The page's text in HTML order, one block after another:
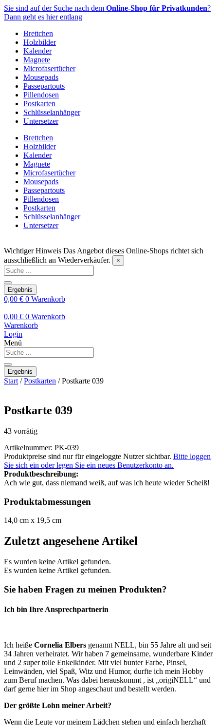
Zum
Inhalt
Sie sind auf der Suche nach dem Online-Shop für Privatkunden?
Dann geht es hier entlang
Brettchen
Holzbilder
Kalender
Magnete
Microfasertücher
Mousepads
Passepartouts
Pillendosen
Postkarten
Schlüsselanhänger
Untersetzer
Brettchen
Holzbilder
Kalender
Magnete
Microfasertücher
Mousepads
Passepartouts
Pillendosen
Postkarten
Schlüsselanhänger
Untersetzer
Wichtiger Hinweis Das Angebot dieses Online-Shops richtet sich
ausschließlich an Wiederverkäufer.
×
Search
...
Ergebnis
0,00 € 0 Warenkorb
0,00 € 0 Warenkorb
Warenkorb
Login
Menü
Search
...
Ergebnis
Start /Postkarten / Postkarte 039
Postkarte 039
43 vorrätig
Artikelnummer: PK-039
Produktpreise sind nur für eingeloggte Nutzer sichtbar. Bitte loggen
Sie sich ein oder legen Sie ein neues Benutzerkonto an.
Produktbeschreibung:
Ach wie gut, dass niemand weiß, auf was ich heute wieder Scheiß!
Produktabmessungen
14,0 cm x 19,5 cm
Zuletzt angesehene Artikel
Es wurden keine Artikel gefunden.
Es wurden keine Artikel gefunden.
Sie haben Fragen zu meinen Produkten?
Ich bin Ihre Ansprechpartnerin
Ich heiße Cornelia Elbers genannt NELL, bin 55 Jahre alt und seit
34 Jahren verheiratet. Wir haben 7 gemeinsame, wunderbare Kinder
und 2 super tolle Enkelkinder. Mit viel bunter Farbe, Pinsel,
Leinwänden, viel Spaß, Witz und Humor, durfte ich mein Hobby
zum Beruf machen. Was dabei herauskommt , ist „origiNELL“ und
darf gerne hier im Shop angeschaut und bestellt werden.
Der größte Lohn meiner Arbeit?
Wenn die Leute vor meinem Lädchen stehen und einfach herzhaft